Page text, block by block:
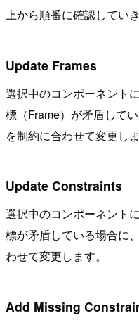
上から順番に確認していき
Update Frames
選択中のコンポーネント
標（Frame）が矛盾して
を制約に合わせて変更しま
Update Constraints
選択中のコンポーネント
標が矛盾している場合に
わせて変更します。
Add Missing